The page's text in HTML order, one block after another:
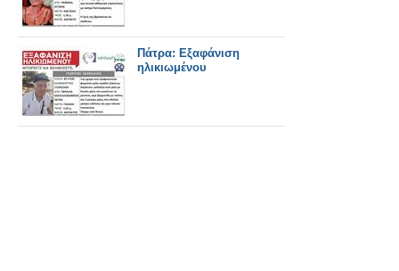
Πάτρα: Εξαφάνιση
ηλικιωμένου